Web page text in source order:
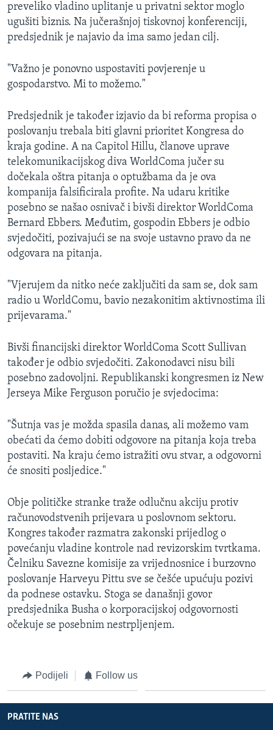
preveliko vladino uplitanje u privatni sektor moglo
ugušiti biznis. Na jučerašnjoj tiskovnoj konferenciji,
predsjednik je najavio da ima samo jedan cilj.
"Važno je ponovno uspostaviti povjerenje u
gospodarstvo. Mi to možemo."
Predsjednik je također izjavio da bi reforma propisa o
poslovanju trebala biti glavni prioritet Kongresa do
kraja godine. A na Capitol Hillu, članove uprave
telekomunikacijskog diva WorldComa jučer su
dočekala oštra pitanja o optužbama da je ova
kompanija falsificirala profite. Na udaru kritike
posebno se našao osnivač i bivši direktor WorldComa
Bernard Ebbers. Međutim, gospodin Ebbers je odbio
svjedočiti, pozivajući se na svoje ustavno pravo da ne
odgovara na pitanja.
"Vjerujem da nitko neće zaključiti da sam se, dok sam
radio u WorldComu, bavio nezakonitim aktivnostima ili
prijevarama."
Bivši financijski direktor WorldComa Scott Sullivan
također je odbio svjedočiti. Zakonodavci nisu bili
posebno zadovoljni. Republikanski kongresmen iz New
Jerseya Mike Ferguson poručio je svjedocima:
"Šutnja vas je možda spasila danas, ali možemo vam
obećati da ćemo dobiti odgovore na pitanja koja treba
postaviti. Na kraju ćemo istražiti ovu stvar, a odgovorni
će snositi posljedice."
Obje političke stranke traže odlučnu akciju protiv
računovodstvenih prijevara u poslovnom sektoru.
Kongres također razmatra zakonski prijedlog o
povećanju vladine kontrole nad revizorskim tvrtkama.
Čelniku Savezne komisije za vrijednosnice i burzovno
poslovanje Harveyu Pittu sve se češće upućuju pozivi
da podnese ostavku. Stoga se današnji govor
predsjednika Busha o korporacijskoj odgovornosti
očekuje se posebnim nestrpljenjem.
Podijeli Follow us
PRATITE NAS